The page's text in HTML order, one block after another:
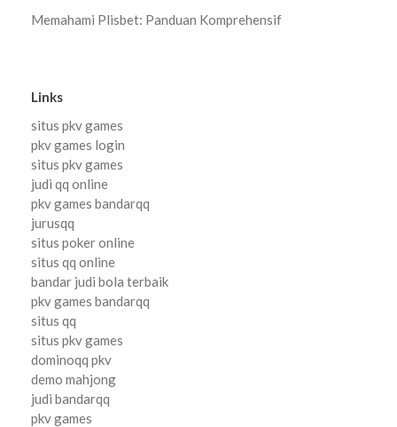
Memahami Plisbet: Panduan Komprehensif
Links
situs pkv games
pkv games login
situs pkv games
judi qq online
pkv games bandarqq
jurusqq
situs poker online
situs qq online
bandar judi bola terbaik
pkv games bandarqq
situs qq
situs pkv games
dominoqq pkv
demo mahjong
judi bandarqq
pkv games